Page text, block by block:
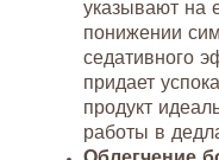
указывают на
понижении
седативного
придает
продукт
работы в